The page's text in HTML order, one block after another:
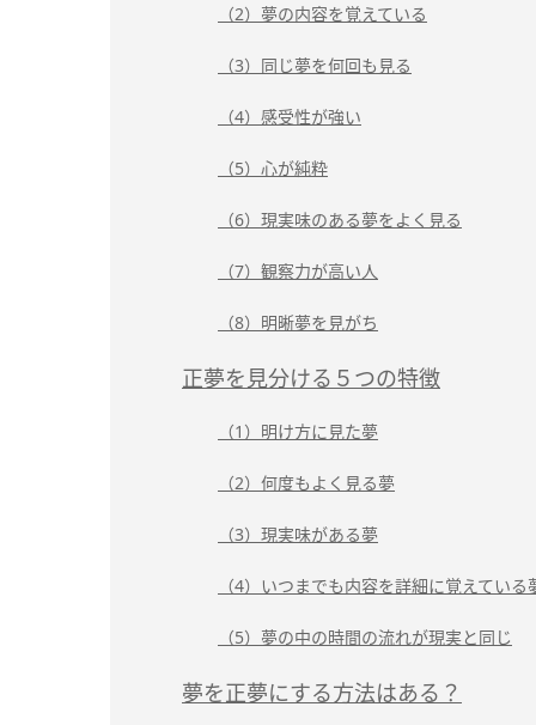
（2）夢の内容を覚えている
（3）同じ夢を何回も見る
（4）感受性が強い
（5）心が純粋
（6）現実味のある夢をよく見る
（7）観察力が高い人
（8）明晰夢を見がち
正夢を見分ける５つの特徴
（1）明け方に見た夢
（2）何度もよく見る夢
（3）現実味がある夢
（4）いつまでも内容を詳細に覚えている
（5）夢の中の時間の流れが現実と同じ
夢を正夢にする方法はある？